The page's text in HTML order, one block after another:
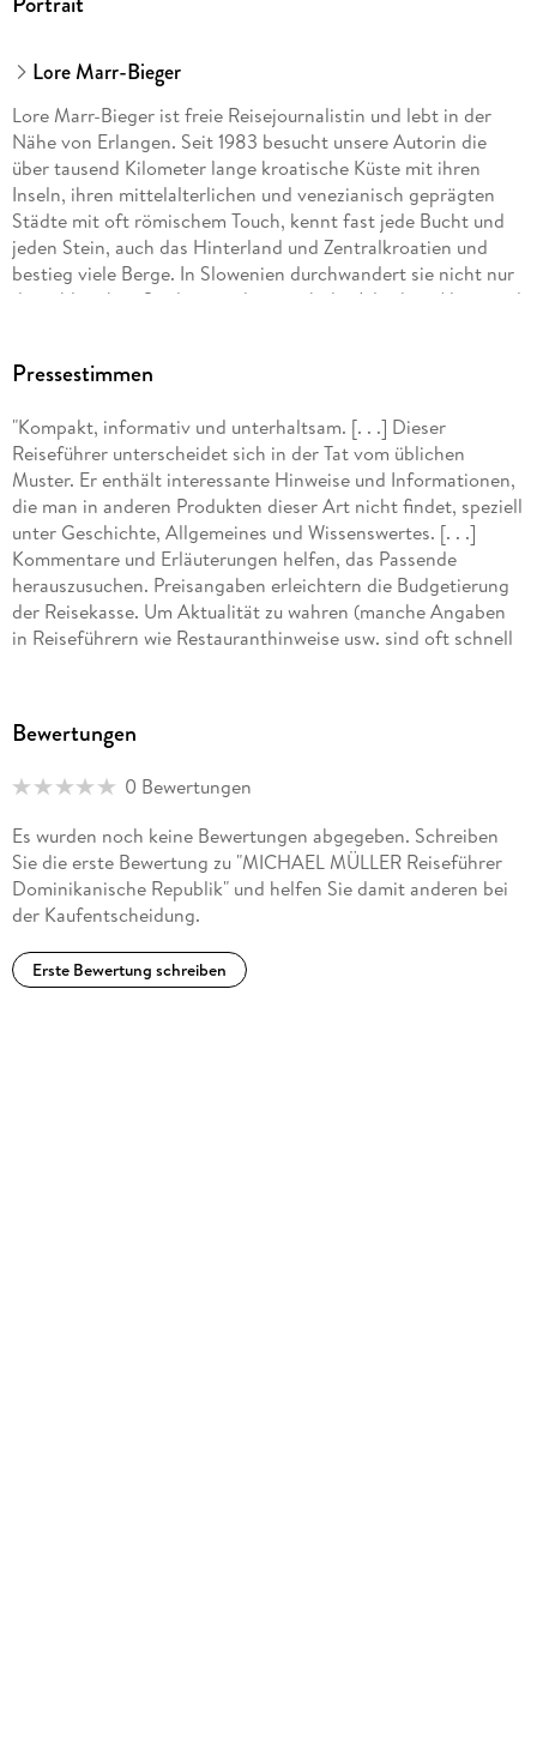
Menschen lebensfroh, ein kleines Stück vom Paradies und
das so individuell wie mit keinem anderen Reiseführer.
Gut zu wissen: Dieser Reiseführer aus dem Michael Müller
Verlag wurde klimaneutral produziert.
Lore Marr-Bieger
Lore Marr-Bieger ist freie Reisejournalistin und lebt in der
Nähe von Erlangen. Seit 1983 besucht unsere Autorin die
über tausend Kilometer lange kroatische Küste mit ihren
Inseln, ihren mittelalterlichen und venezianisch geprägten
Städte mit oft römischem Touch, kennt fast jede Bucht und
jeden Stein, auch das Hinterland und Zentralkroatien und
bestieg viele Berge. In Slowenien durchwandert sie nicht nur
die zahlreichen Städte, sondern auch die Julischen Alpen und
Geschmacksnerven Und wenn es in Europa zu kalt wird,
Republik, die sie ebenfalls längst wie ihre Heimat kennt.
Pressestimmen
"Kompakt, informativ und unterhaltsam. [. . .] Dieser
Reiseführer unterscheidet sich in der Tat vom üblichen
Muster. Er enthält interessante Hinweise und Informationen,
die man in anderen Produkten dieser Art nicht findet, speziell
unter Geschichte, Allgemeines und Wissenswertes. [. . .]
Kommentare und Erläuterungen helfen, das Passende
herauszusuchen. Preisangaben erleichtern die Budgetierung
der Reisekasse. Um Aktualität zu wahren (manche Angaben
in Reiseführern wie Restauranthinweise usw. sind oft schnell
"Endlose palmengesäumte Strände - das sind die Bilder, die
genau dorthin will. Der neu aufgelegte Führer
'Dominikanische Republik' kennt die richtigen Wege und auch
die geheimen Traumplätze. Und darüber hinaus noch viel
mehr."
abenteuer und reisen
"Das Taschenbuch ist ein praktischer Begleiter für alle, die
nicht nur Badeurlaub machen, sondern die Dominikanische
Bewertungen
0 Bewertungen
Es wurden noch keine Bewertungen abgegeben. Schreiben
Sie die erste Bewertung zu "MICHAEL MÜLLER Reiseführer
Dominikanische Republik" und helfen Sie damit anderen bei
der Kaufentscheidung.
Erste Bewertung schreiben